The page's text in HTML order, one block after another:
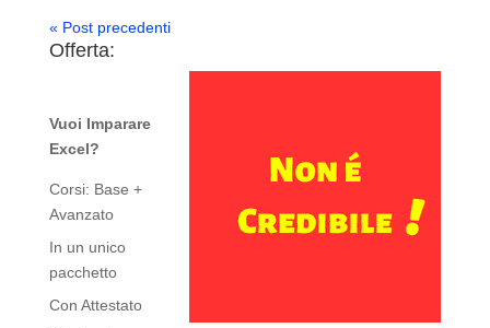
« Post precedenti
Offerta:
Vuoi Imparare
Excel?
Corsi: Base +
Avanzato
In un unico
pacchetto
Con Attestato